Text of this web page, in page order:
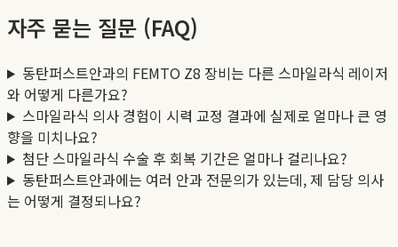
자주 묻는 질문 (FAQ)
동탄퍼스트안과의 FEMTO Z8 장비는 다른 스마일라식 레이저
와 어떻게 다른가요?
스마일라식 의사 경험이 시력 교정 결과에 실제로 얼마나 큰 영
향을 미치나요?
첨단 스마일라식 수술 후 회복 기간은 얼마나 걸리나요?
동탄퍼스트안과에는 여러 안과 전문의가 있는데, 제 담당 의사
는 어떻게 결정되나요?